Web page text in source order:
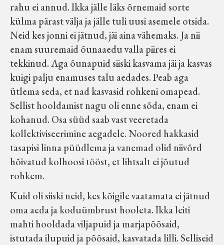
Õpperada
Muud koduloolist Velise mailt
Märjamaa ümbruse valdade
elanike nimekirjad seisuga
15.12.1938
Velise kultuuri ja hariduse selts
Virtuaalnäitused
Otsi
Tagasiside
rahu ei annud. Ikka jälle läks õrnemaid sorte
külma pärast välja ja jälle tuli uusi asemele otsida.
Neid kes jonni ei jätnud, jäi aina vähemaks. Ja nii
enam suuremaid õunaaedu valla piires ei
tekkinud. Aga õunapuid siiski kasvama jäi ja kasvas
kuigi palju enamuses talu aedades. Peab aga
ütlema seda, et nad kasvasid rohkeni omapead.
Sellist hooldamist nagu oli enne sõda, enam ei
kohanud. Osa süüd saab vast veeretada
kollektiviseerimine aegadele. Noored hakkasid
tasapisi linna püüdlema ja vanemad olid niivõrd
hõivatud kolhoosi tööst, et lihtsalt ei jõutud
rohkem.
Kuid oli siiski neid, kes kõigile vaatamata ei jätnud
oma aeda ja koduümbrust hooleta. Ikka leiti
mahti hooldada viljapuid ja marjapõõsaid,
istutada ilupuid ja põõsaid, kasvatada lilli. Selliseid